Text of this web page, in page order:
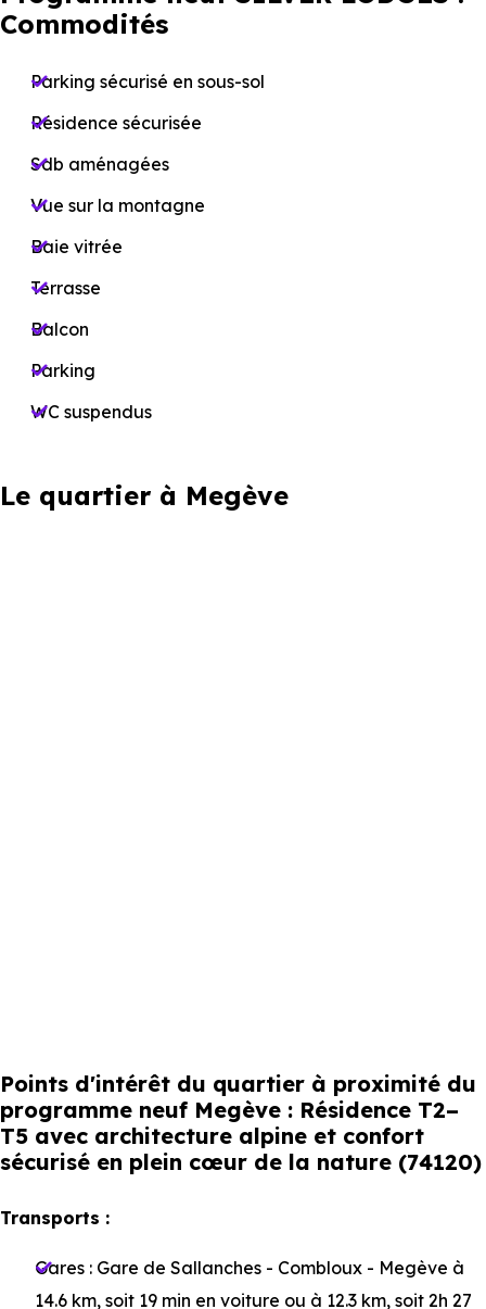
Commodités
Parking sécurisé en sous-sol
Résidence sécurisée
Sdb aménagées
Vue sur la montagne
Baie vitrée
Terrasse
Balcon
Parking
WC suspendus
Le quartier à Megève
Points d'intérêt du quartier à proximité du
programme neuf Megève : Résidence T2–
T5 avec architecture alpine et confort
sécurisé en plein cœur de la nature (74120)
Transports :
Gares : Gare de Sallanches - Combloux - Megève à
14.6 km, soit 19 min en voiture ou à 12.3 km, soit 2h 27